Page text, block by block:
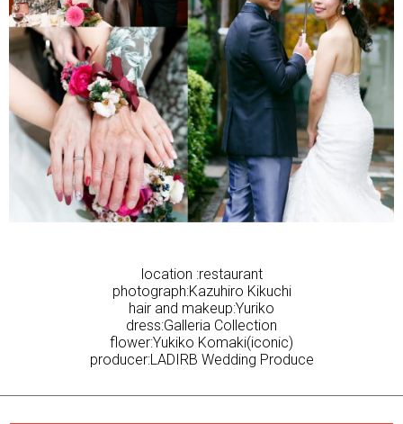
location :restaurant
photograph:Kazuhiro Kikuchi
hair and makeup:Yuriko
dress:Galleria Collection
flower:Yukiko Komaki(iconic)
producer:LADIRB Wedding Produce